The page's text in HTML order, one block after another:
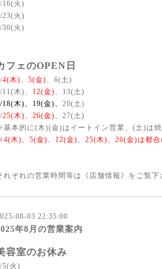
16(火)
23(火)
30(火)
フェのOPEN日
4(木)、5(金)、6(土)
11(木)、 12(金)、13(土)
18(木)、19(金)、 20(土)
25(木)、26(金)、27(土)
本的に(木)(金)はイートイン営業、(土)は焼
木)、5(金)、12(金)、25(木)、26(金)は都合
れぞれの営業時間等は《 店舗情報 》をご覧下
08-03 22:35:00
年8月の営業案内
容室のお休み
5(火)